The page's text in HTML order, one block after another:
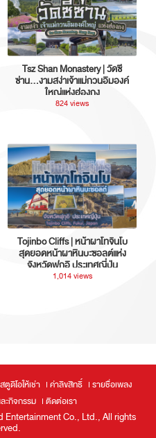
Tsz Shan Monastery | วัดซี
ซ่าน…งามสง่าเจ้าแม่กวนอิมองค์
ใหญ่แห่งฮ่องกง
824 views
Tojinbo Cliffs | หน้าผาโทจินโบ
สุดยอดหน้าผาหินบะซอลต์แห่ง
จังหวัดฟุกุอิ ประเทศญี่ปุ่น
1,014 views
สตูดิโอให้เช่า ค่าลิขสิทธิ์
รายชื่อเพลง
ะกิจกรรม ติดต่อเรา
Co., Ltd., All rights